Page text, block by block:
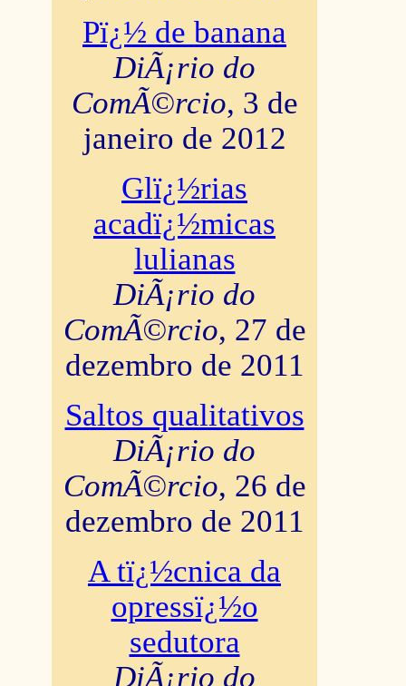
Pï¿½ de banana
DiÃ¡rio do
ComÃ©rcio, 3 de
janeiro de 2012
Glï¿½rias
acadï¿½micas
lulianas
DiÃ¡rio do
ComÃ©rcio, 27 de
dezembro de 2011
Saltos qualitativos
DiÃ¡rio do
ComÃ©rcio, 26 de
dezembro de 2011
A tï¿½cnica da
opressï¿½o
sedutora
DiÃ¡rio do